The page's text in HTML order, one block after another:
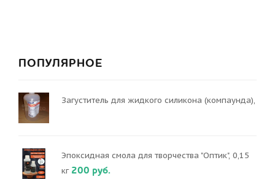
ПОПУЛЯРНОЕ
Загуститель для жидкого силикона (компаунда),
Эпоксидная смола для творчества "Оптик", 0,15
кг 200 руб.